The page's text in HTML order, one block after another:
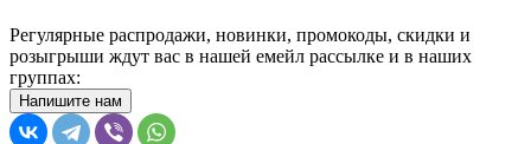
Регулярные распродажи, новинки, промокоды, скидки и
розыгрыши ждут вас в нашей емейл рассылке и в наших
группах:
Напишите нам